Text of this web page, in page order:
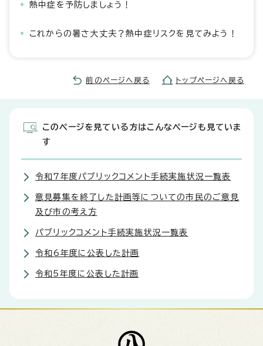
熱中症を予防しましょう！
これからの暑さ大丈夫？熱中症リスクを見てみよう！
前のページへ戻る トップページへ戻る
このページを見ている方はこんなページも見ていま
す
令和7年度パブリックコメント手続実施状況一覧表
意見募集を終了した計画等についての市民のご意見
及び市の考え方
パブリックコメント手続実施状況一覧表
令和6年度に公表した計画
令和5年度に公表した計画